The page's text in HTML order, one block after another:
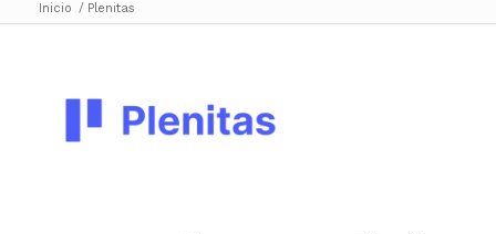
Inicio / Plenitas